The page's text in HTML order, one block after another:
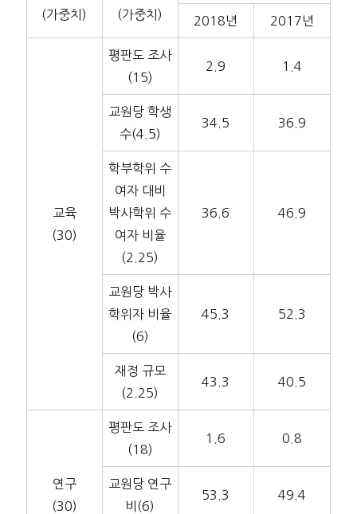
(가중치)
(가중치)
2018년 2017년
교육
(30)
평판도 조사
(15)
2.9 1.4
교원당 학생
수(4.5)
34.5 36.9
학부학위 수
여자 대비
박사학위 수
여자 비율
(2.25)
36.6 46.9
교원당 박사
학위자 비율
(6)
45.3 52.3
재정 규모
(2.25)
43.3 40.5
연구
(30)
평판도 조사
(18)
1.6 0.8
교원당 연구
비(6)
53.3 49.4